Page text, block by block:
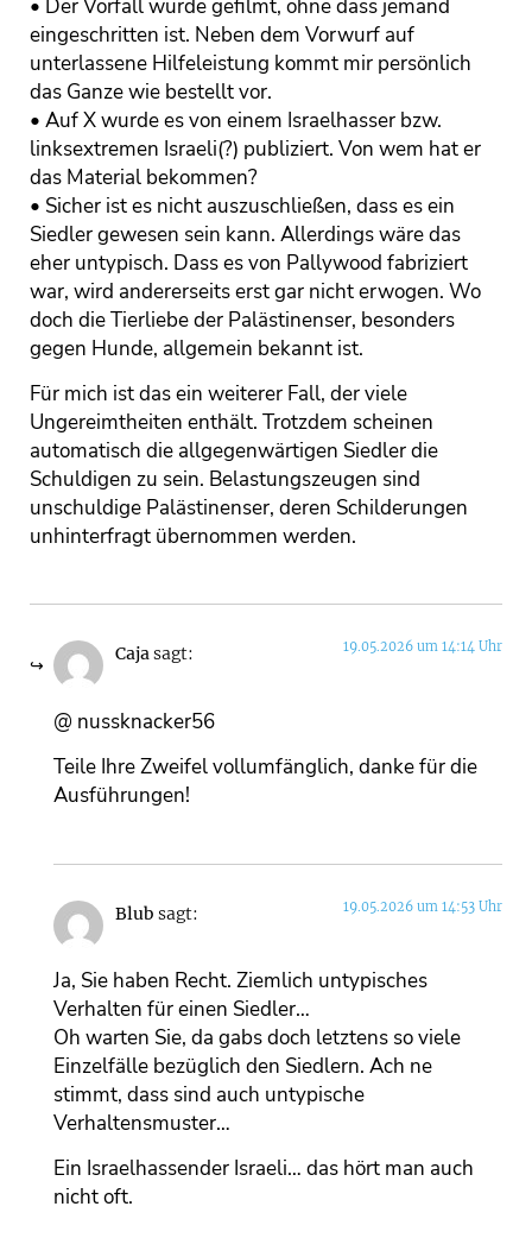
• Der Vorfall wurde gefilmt, ohne dass jemand
eingeschritten ist. Neben dem Vorwurf auf
unterlassene Hilfeleistung kommt mir persönlich
das Ganze wie bestellt vor.
• Auf X wurde es von einem Israelhasser bzw.
linksextremen Israeli(?) publiziert. Von wem hat er
das Material bekommen?
• Sicher ist es nicht auszuschließen, dass es ein
Siedler gewesen sein kann. Allerdings wäre das
eher untypisch. Dass es von Pallywood fabriziert
war, wird andererseits erst gar nicht erwogen. Wo
doch die Tierliebe der Palästinenser, besonders
gegen Hunde, allgemein bekannt ist.
Für mich ist das ein weiterer Fall, der viele
Ungereimtheiten enthält. Trotzdem scheinen
automatisch die allgegenwärtigen Siedler die
Schuldigen zu sein. Belastungszeugen sind
unschuldige Palästinenser, deren Schilderungen
unhinterfragt übernommen werden.
Cajasagt: 19.05.2026 um 14:14 Uhr
@ nussknacker56
Teile Ihre Zweifel vollumfänglich, danke für die
Ausführungen!
Blub sagt: 19.05.2026 um 14:53 Uhr
Ja, Sie haben Recht. Ziemlich untypisches
Verhalten für einen Siedler…
Oh warten Sie, da gabs doch letztens so viele
Einzelfälle bezüglich den Siedlern. Ach ne
stimmt, dass sind auch untypische
Verhaltensmuster…
Ein Israelhassender Israeli… das hört man auch
nicht oft.